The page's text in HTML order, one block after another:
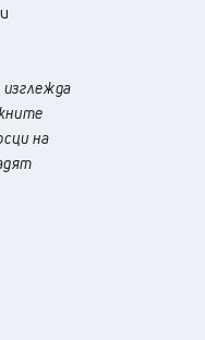
на